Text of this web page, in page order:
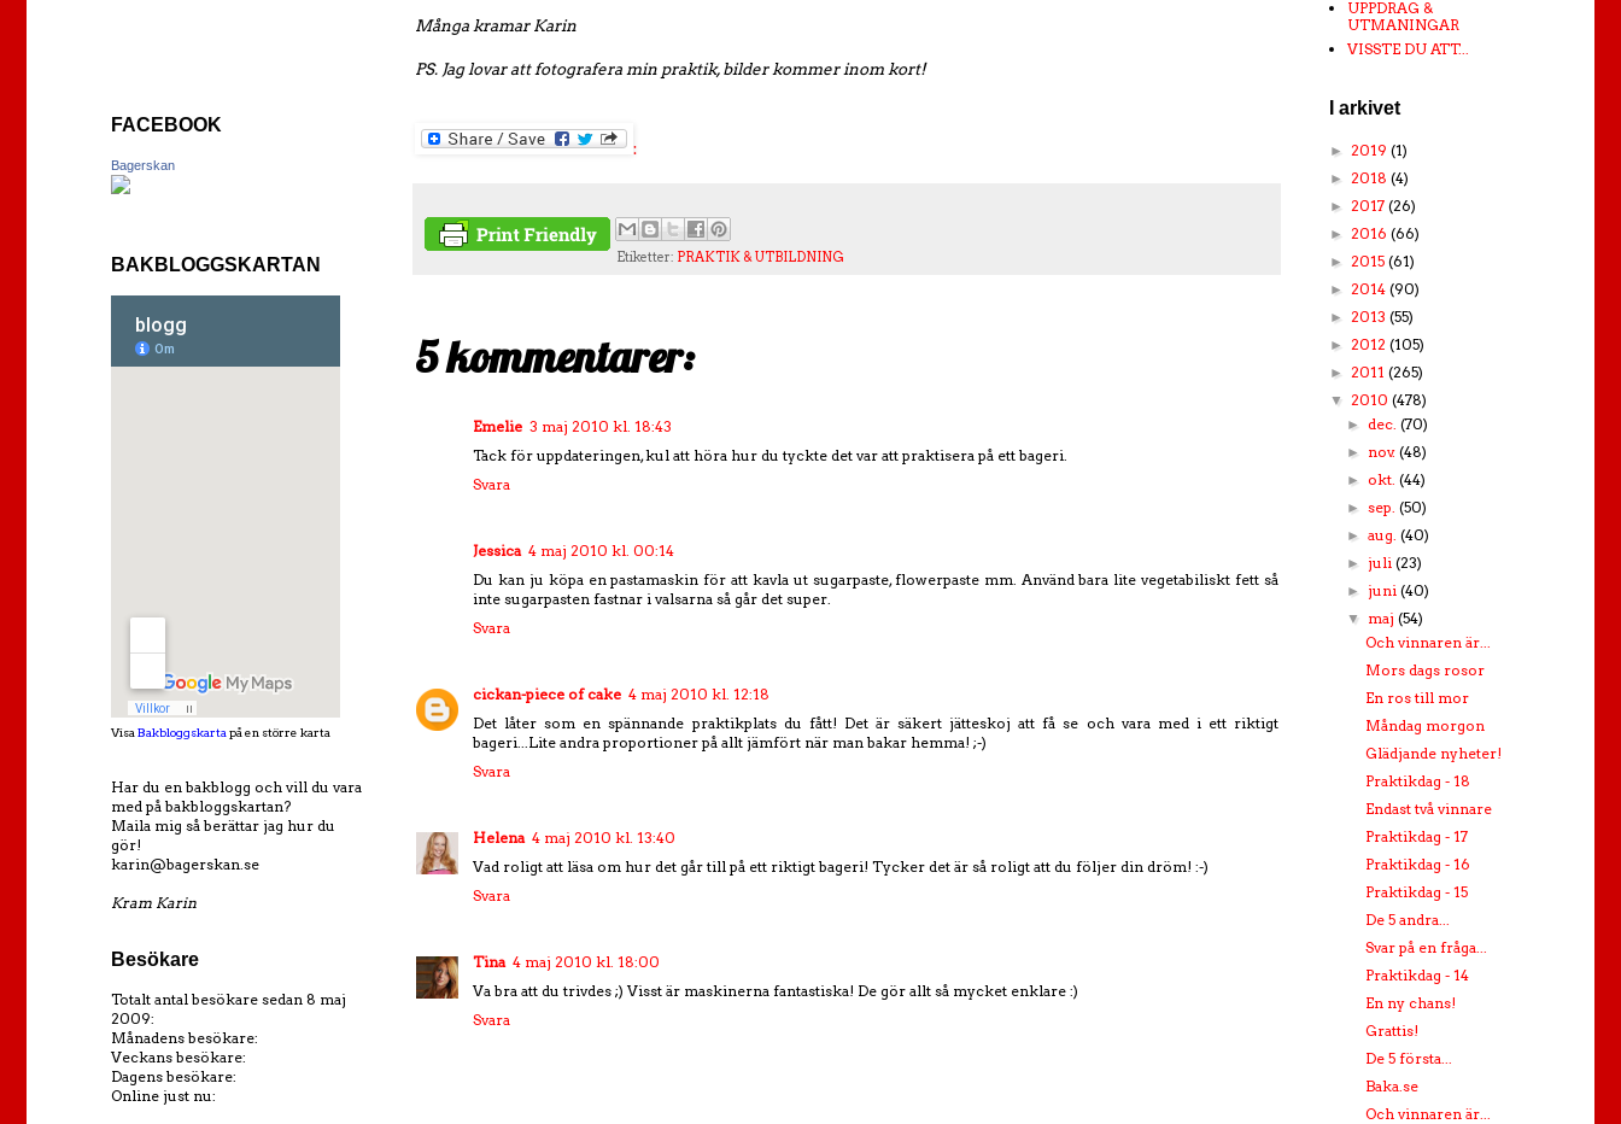
Många kramar Karin
PS. Jag lovar att fotografera min praktik, bilder kommer inom kort!
:
Etiketter: PRAKTIK & UTBILDNING
5 kommentarer:
Emelie 3 maj 2010 kl. 18:43
Tack för uppdateringen, kul att höra hur du tyckte det var att praktisera på ett bageri.
Svara
Jessica 4 maj 2010 kl. 00:14
Du kan ju köpa en pastamaskin för att kavla ut sugarpaste, flowerpaste mm. Använd bara lite vegetabiliskt fett så
inte sugarpasten fastnar i valsarna så går det super.
Svara
cickan-piece of cake 4 maj 2010 kl. 12:18
Det låter som en spännande praktikplats du fått! Det är säkert jätteskoj att få se och vara med i ett riktigt
bageri...Lite andra proportioner på allt jämfört när man bakar hemma! ;-)
Svara
Helena 4 maj 2010 kl. 13:40
Vad roligt att läsa om hur det går till på ett riktigt bageri! Tycker det är så roligt att du följer din dröm! :-)
Svara
Tina 4 maj 2010 kl. 18:00
Va bra att du trivdes ;) Visst är maskinerna fantastiska! De gör allt så mycket enklare :)
Svara
FACEBOOK
Bagerskan
BAKBLOGGSKARTAN
Visa Bakbloggskarta på en större karta
Har du en bakblogg och vill du vara
med på bakbloggskartan?
Maila mig så berättar jag hur du
gör!
karin@bagerskan.se
Kram Karin
Besökare
Totalt antal besökare sedan 8 maj
2009:
Månadens besökare:
Veckans besökare:
Dagens besökare:
Online just nu:
UPPDRAG &
UTMANINGAR
VISSTE DU ATT...
I arkivet
► 2019 (1)
► 2018 (4)
► 2017 (26)
► 2016 (66)
► 2015 (61)
► 2014 (90)
► 2013 (55)
► 2012 (105)
► 2011 (265)
▼ 2010 (478)
► dec.(70)
► nov.(48)
► okt.(44)
►sep.(50)
►aug.(40)
► juli(23)
► juni(40)
▼ maj(54)
Och vinnaren är...
Mors dags rosor
En ros till mor
Måndag morgon
Glädjande nyheter!
Praktikdag - 18
Endast två vinnare
Praktikdag - 17
Praktikdag - 16
Praktikdag - 15
De 5 andra...
Svar på en fråga...
Praktikdag - 14
En ny chans!
Grattis!
De 5 första...
Baka.se
Och vinnaren är...